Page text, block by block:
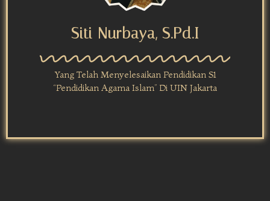
Siti Nurbaya, S.Pd.I
Yang Telah Menyelesaikan Pendidikan S1
“Pendidikan Agama Islam” Di UIN Jakarta